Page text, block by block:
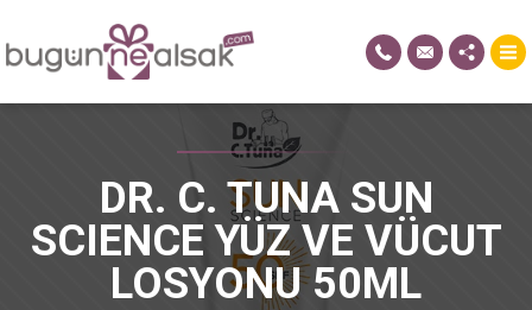
DR. C. TUNA SUN
SCIENCE YÜZ VE VÜCUT
LOSYONU 50ML